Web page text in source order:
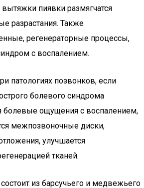
пиявки размягчатся
разрастания. Также
регенераторные процессы,
с воспалением.
патологиях позвонков, если
болевого синдрома
болевые ощущения с воспалением,
межпозвоночные диски,
улучшается
тканей.
из барсучьего и медвежьего